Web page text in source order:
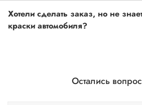
нашим менеджером
Хотели сделать заказ, но не
краски автомобиля?
менеджеру по форме обратной
Остались